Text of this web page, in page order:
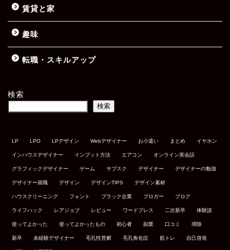
賃貸と家
趣味
転職・スキルアップ
検索
検索
LP LPO LPデザイン Webデザイナー お小遣い まとめ イヤホン
インハウスデザイナー インプット方法 エアコン オンライン英会話
グラフィックデザイナー ゲーム サブスク デザイナー デザイナーの勉強
デザイナー就職 デザイン デザインTIPS デザイン素材
ハウスクリーニング フォント ブラック企業 ブロガー ブログ
ライフハック レアジョブ レビュー ワードプレス 二次新卒 体験談
使ってよかった 使ってよかったもの 初心者 副業 口コミ 掃除
新卒 未経験デザイナー 毛孔性苔癬 毛孔角化症 筋トレ 自己啓発